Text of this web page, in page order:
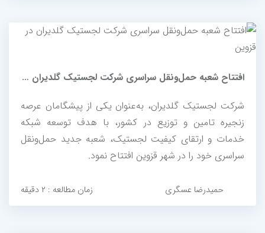
افتتاح شعبه حمل‌ونقل سراسری شرکت لجستیک گلدیران در قزوین
شرکت لجستیک گلدیران، به‌عنوان یکی از پیشگامان عرصه
زنجیره تامین و توزیع در کشور، با هدف توسعه شبکه
خدمات و ارتقای کیفیت لجستیک، شعبه جدید حمل‌ونقل
سراسری خود را در شهر قزوین افتتاح نمود.
حمیدرضا عسگری زمان مطالعه : ۲ دقیقه